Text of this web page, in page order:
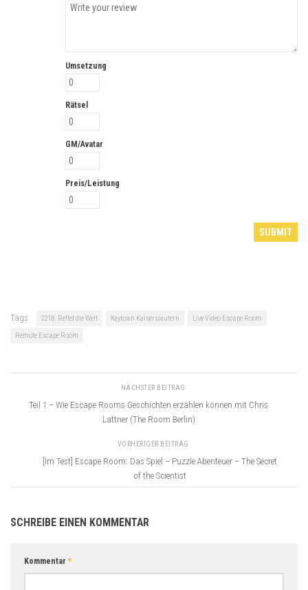
Umsetzung
Rätsel
GM/Avatar
Preis/Leistung
Tags: 2218: Rettet die Welt Keytown Kaiserslautern
Live Video Escape Room
Remote Escape Room
NÄCHSTER BEITRAG
Teil 1 – Wie Escape Rooms Geschichten erzählen können mit Chris
Lattner (The Room Berlin)
VORHERIGER BEITRAG
[Im Test] Escape Room: Das Spiel – Puzzle Abenteuer – The Secret
of the Scientist
SCHREIBE EINEN KOMMENTAR
Kommentar*